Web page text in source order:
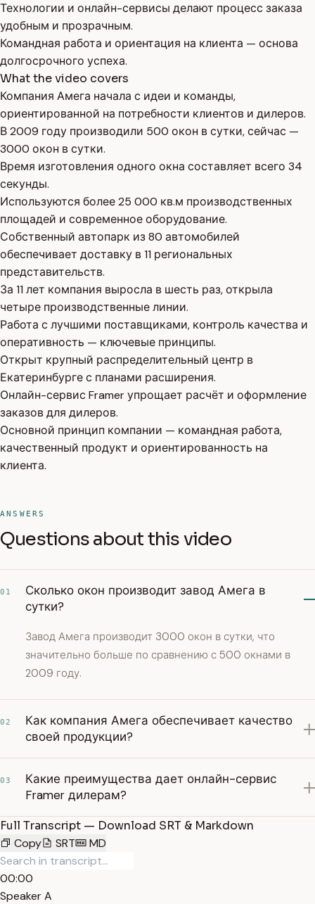
Технологии и онлайн-сервисы делают процесс заказа
удобным и прозрачным.
Командная работа и ориентация на клиента — основа
долгосрочного успеха.
What the video covers
Компания Амега начала с идеи и команды,
ориентированной на потребности клиентов и дилеров.
В 2009 году производили 500 окон в сутки, сейчас —
3000 окон в сутки.
Время изготовления одного окна составляет всего 34
секунды.
Используются более 25 000 кв.м производственных
площадей и современное оборудование.
Собственный автопарк из 80 автомобилей
обеспечивает доставку в 11 региональных
представительств.
За 11 лет компания выросла в шесть раз, открыла
четыре производственные линии.
Работа с лучшими поставщиками, контроль качества и
оперативность — ключевые принципы.
Открыт крупный распределительный центр в
Екатеринбурге с планами расширения.
Онлайн-сервис Framer упрощает расчёт и оформление
заказов для дилеров.
Основной принцип компании — командная работа,
качественный продукт и ориентированность на
клиента.
ANSWERS
Questions about this video
01
Сколько окон производит завод Амега в
сутки?
Завод Амега производит 3000 окон в сутки, что
значительно больше по сравнению с 500 окнами в
2009 году.
02
Как компания Амега обеспечивает качество
своей продукции?
03
Какие преимущества дает онлайн-сервис
Framer дилерам?
Full Transcript — Download SRT & Markdown
Copy
SRT MD
00:00
Speaker A